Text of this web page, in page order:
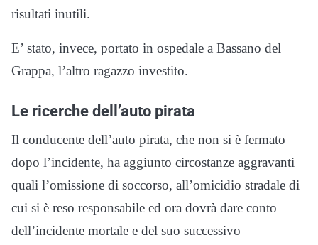
risultati inutili.
E’ stato, invece, portato in ospedale a Bassano del
Grappa, l’altro ragazzo investito.
Le ricerche dell’auto pirata
Il conducente dell’auto pirata, che non si è fermato
dopo l’incidente, ha aggiunto circostanze aggravanti
quali l’omissione di soccorso, all’omicidio stradale di
cui si è reso responsabile ed ora dovrà dare conto
dell’incidente mortale e del suo successivo